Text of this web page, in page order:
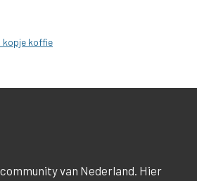
kopje koffie
van Nederland. Hier